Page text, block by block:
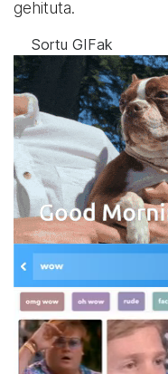
gehituta.
Sortu GIFak